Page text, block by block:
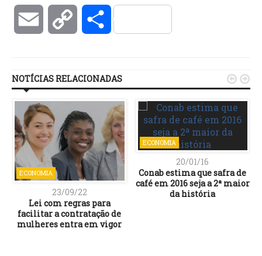
Email Copy Compartilhar
NOTÍCIAS RELACIONADAS
ECONOMIA
23/09/22
Lei com regras para
facilitar a contratação de
mulheres entra em vigor
ECONOMIA
20/01/16
Conab estima que safra de
café em 2016 seja a 2ª maior
da história
 